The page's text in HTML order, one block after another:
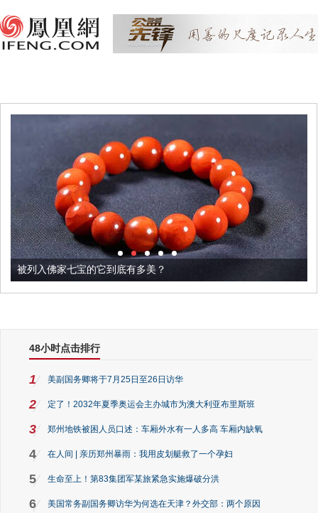
被列入佛家七宝的它到底有多美？
48小时点击排行
1 美副国务卿将于7月25日至26日访华
2 定了！2032年夏季奥运会主办城市为澳大利亚布里斯班
3 郑州地铁被困人员口述：车厢外水有一人多高 车厢内缺氧
4 在人间 | 亲历郑州暴雨：我用皮划艇救了一个孕妇
5 生命至上！第83集团军某旅紧急实施爆破分洪
6 美国常务副国务卿访华为何选在天津？外交部：两个原因